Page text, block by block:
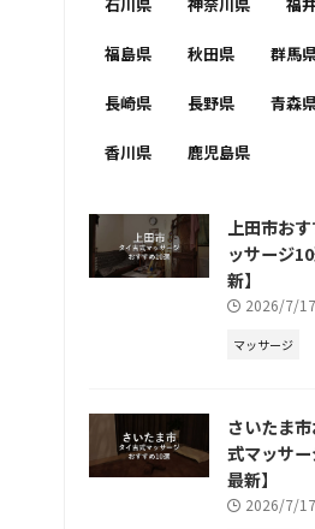
福島県 秋田県 群馬
長崎県 長野県 青森
香川県 鹿児島県
上田市お
ッサージ
新】
2026/7/17
マッサージ
さいたま
式マッサ
最新】
2026/7/17